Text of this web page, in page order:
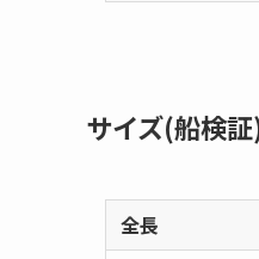
サイズ(船検
全長